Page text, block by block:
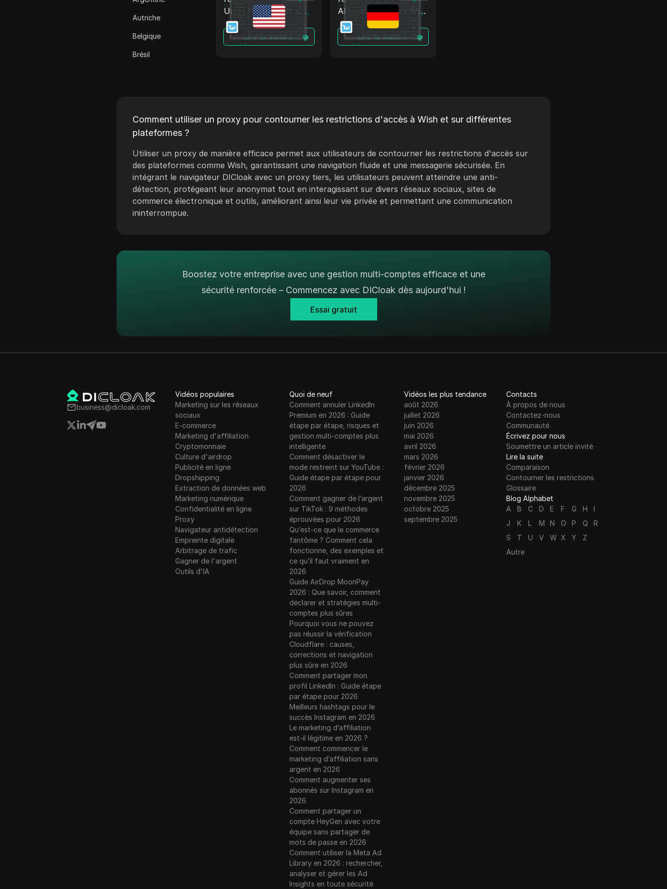
Dailymotion
Deezer
Discord
Disney+
eBay
Etsy
HBO Max
Kakaotalk
Lazada
Annonces Linkedin
Autriche
Belgique
Brésil
République tchèque
Estonie
Finlande
Grèce
Malte
Nouvelle-Zélande
Unis : Proxy Wish +
Antidetect
Lire la suite
Allemagne : Proxy Wish
+ Antidetect
Lire la suite
Comment utiliser un proxy pour contourner les restrictions d'accès à Wish et sur différentes
plateformes ?
Utiliser un proxy de manière efficace permet aux utilisateurs de contourner les restrictions d'accès sur
des plateformes comme Wish, garantissant une navigation fluide et une messagerie sécurisée. En
intégrant le navigateur DICloak avec un proxy tiers, les utilisateurs peuvent atteindre une anti-
détection, protégeant leur anonymat tout en interagissant sur divers réseaux sociaux, sites de
commerce électronique et outils, améliorant ainsi leur vie privée et permettant une communication
ininterrompue.
Boostez votre entreprise avec une gestion multi-comptes efficace et une
sécurité renforcée – Commencez avec DICloak dès aujourd'hui !
Essai gratuit
business@dicloak.com
Vidéos populaires
Marketing sur les réseaux
sociaux
E-commerce
Marketing d'affiliation
Cryptomonnaie
Culture d'airdrop
Publicité en ligne
Dropshipping
Extraction de données web
Marketing numérique
Confidentialité en ligne
Proxy
Navigateur antidétection
Empreinte digitale
Arbitrage de trafic
Gagner de l'argent
Outils d'IA
Quoi de neuf
Comment annuler LinkedIn
Premium en 2026 : Guide
étape par étape, risques et
gestion multi-comptes plus
intelligente
Comment désactiver le
mode restreint sur YouTube :
Guide étape par étape pour
2026
Comment gagner de l’argent
sur TikTok : 9 méthodes
éprouvées pour 2026
Qu’est-ce que le commerce
fantôme ? Comment cela
fonctionne, des exemples et
ce qu’il faut vraiment en
2026
Guide AirDrop MoonPay
2026 : Que savoir, comment
déclarer et stratégies multi-
comptes plus sûres
Pourquoi vous ne pouvez
pas réussir la vérification
Cloudflare : causes,
corrections et navigation
plus sûre en 2026
Comment partager mon
profil LinkedIn : Guide étape
par étape pour 2026
Meilleurs hashtags pour le
succès Instagram en 2026
Le marketing d’affiliation
est-il légitime en 2026 ?
Comment commencer le
marketing d’affiliation sans
argent en 2026
Comment augmenter ses
abonnés sur Instagram en
2026
Comment partager un
compte HeyGen avec votre
équipe sans partager de
mots de passe en 2026
Comment utiliser la Meta Ad
Library en 2026 : rechercher,
analyser et gérer les Ad
Insights en toute sécurité
Vidéos les plus tendance
août 2026
juillet 2026
juin 2026
mai 2026
avril 2026
mars 2026
février 2026
janvier 2026
décembre 2025
novembre 2025
octobre 2025
septembre 2025
Contacts
À propos de nous
Contactez-nous
Communauté
Écrivez pour nous
Soumettre un article invité
Lire la suite
Comparaison
Contourner les restrictions
Glossaire
Blog Alphabet
A
B C D E F G H
I
J
K L M N O P Q
R
S
T U V W X Y
Z
Autre